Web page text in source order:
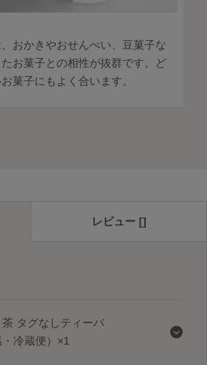
おかきやおせんべい、豆菓子な
お菓子との相性が抜群です。ど
菓子にもよく合います。
レビュー []
タグなしティーバ
冷蔵便）×1